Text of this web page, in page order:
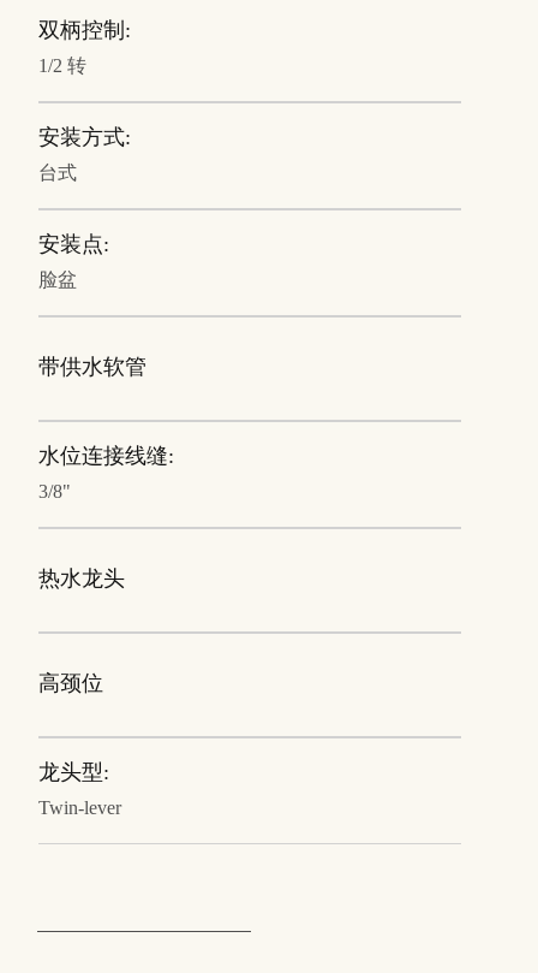
双柄控制:
1/2 转
安装方式:
台式
安装点:
脸盆
带供水软管
水位连接线缝:
3/8"
热水龙头
高颈位
龙头型:
Twin-lever